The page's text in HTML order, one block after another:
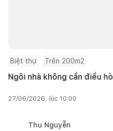
Biệt thự Trên 200m2
Ngôi nhà không cần điều
27/06/2026, lúc 10:00
Thu Nguyễn